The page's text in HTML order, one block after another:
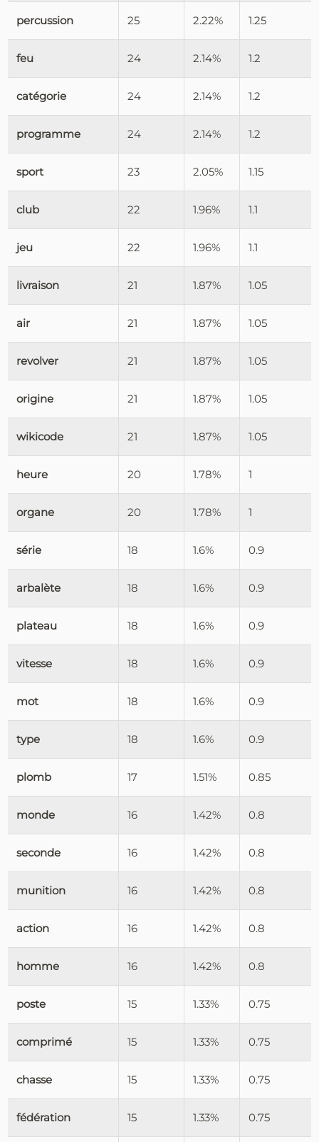
percussion 25 2.22% 1.25
feu 24 2.14% 1.2
catégorie 24 2.14% 1.2
programme 24 2.14% 1.2
sport 23 2.05% 1.15
club 22 1.96% 1.1
jeu 22 1.96% 1.1
livraison 21 1.87% 1.05
air 21 1.87% 1.05
revolver 21 1.87% 1.05
origine 21 1.87% 1.05
wikicode 21 1.87% 1.05
heure 20 1.78% 1
organe 20 1.78% 1
série 18 1.6% 0.9
arbalète 18 1.6% 0.9
plateau 18 1.6% 0.9
vitesse 18 1.6% 0.9
mot 18 1.6% 0.9
type 18 1.6% 0.9
plomb 17 1.51% 0.85
monde 16 1.42% 0.8
seconde 16 1.42% 0.8
munition 16 1.42% 0.8
action 16 1.42% 0.8
homme 16 1.42% 0.8
poste 15 1.33% 0.75
comprimé 15 1.33% 0.75
chasse 15 1.33% 0.75
fédération 15 1.33% 0.75